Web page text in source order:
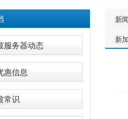
服务器动态
惠信息
常识
新
新